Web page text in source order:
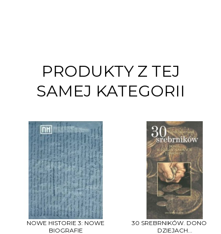
PRODUKTY Z TEJ
SAMEJ KATEGORII
NOWE HISTORIE 3: NOWE
BIOGRAFIE
30 SREBRNIKÓW. DONOS W
DZIEJACH...